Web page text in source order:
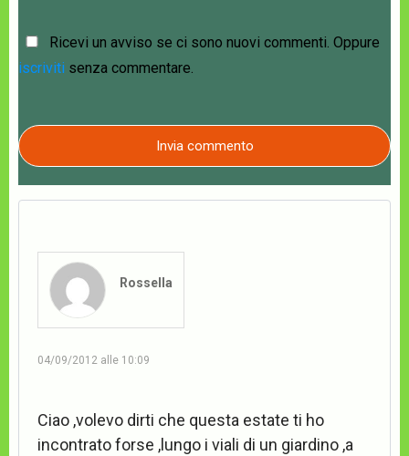
Ricevi un avviso se ci sono nuovi commenti. Oppure
iscriviti senza commentare.
Invia commento
Rossella
04/09/2012 alle 10:09
Ciao ,volevo dirti che questa estate ti ho
incontrato forse ,lungo i viali di un giardino ,a